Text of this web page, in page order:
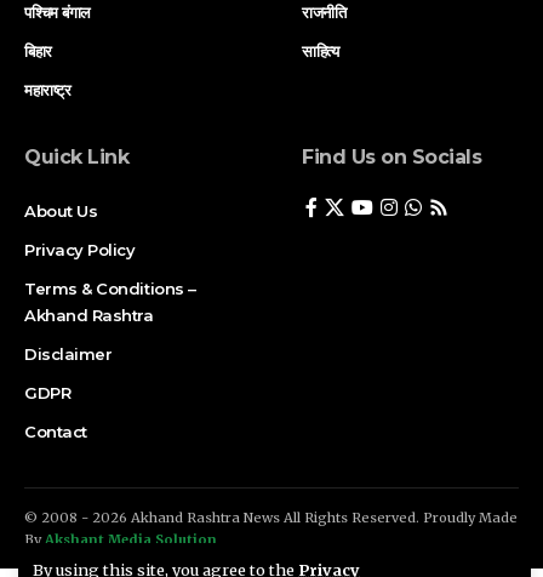
By using this site, you agree to the Privacy
पश्चिम बंगाल
बिहार
महाराष्ट्र
राजनीति
साहित्य
Quick Link
About Us
Privacy Policy
Terms & Conditions –
Akhand Rashtra
Disclaimer
GDPR
Contact
Find Us on Socials
© 2008 - 2026 Akhand Rashtra News All Rights Reserved. Proudly Made
ByAkshant Media Solution